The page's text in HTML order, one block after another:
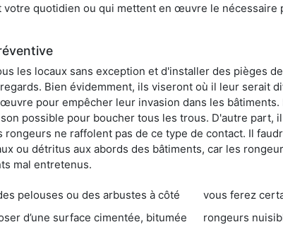
quotidien ou qui mettent en œuvre le
les locaux sans exception et d'installer des pièges
Bien évidemment, ils viseront où il leur serait
pour empêcher leur invasion dans les
possible pour boucher tous les trous. D'autre part,
ne raffolent pas de ce type de contact. Il
ou détritus aux abords des bâtiments, car les
mal entretenus.
pelouses ou des arbustes à côté
cimentée, bitumée
vous ferez
rongeurs nuisibles.